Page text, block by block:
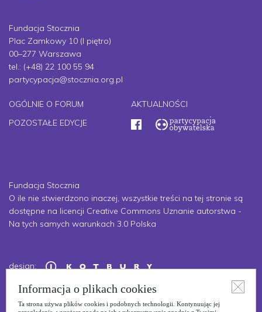
Fundacja Stocznia
Plac Zamkowy 10 (I piętro)
00–277 Warszawa
tel.: (+48) 22 100 55 94
partycypacja@stocznia.org.pl
OGÓLNIE O FORUM
AKTUALNOŚCI
POZOSTAŁE EDYCJE
Fundacja Stocznia
O ile nie stwierdzono inaczej, wszystkie treści na tej stronie są
dostępne na licencji Creative Commons Uznanie autorstwa -
Na tych samych warunkach 3.0 Polska
design:
development:
Informacja o plikach cookies
Ta strona używa plików cookies i podobnych technologii. Kontynuując jej